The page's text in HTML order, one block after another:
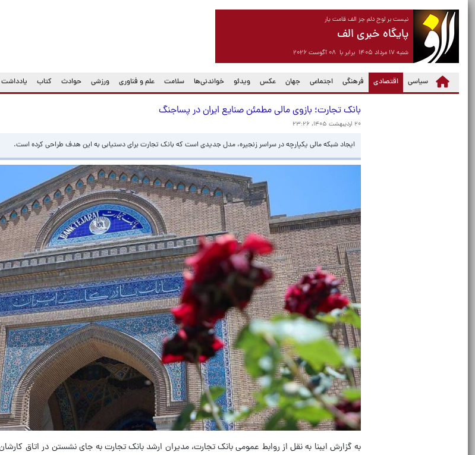
نیست بر لوح دلم جز الف قامت یار
پایگاه خبری الف
شنبه ۱۷ مرداد ۱۴۰۵ برابر با ۰۸ آگوست ۲۰۲۶
سیاسی اقتصادی
(current) فرهنگی اجتماعی جهان عکس ویدئو خواندنی‌ها سلامت علم و فناوری ورزشی حوادث کتاب یادداشت
بانک تجارت؛ بازوی مالی مطمئن صنایع ایران در پساجنگ
۲۰ اردیبهشت ۱۴۰۵، ۲۳:۲۶
ایجاد شبکه مالی یکپارچه در سراسر زنجیره، مدل جدیدی است که بانک تجارت برای دستیابی به این هدف طراحی کرده است.
به گزارش ایبنا به نقل از روابط عمومی بانک تجارت، مدیران ارشد بانک تجارت به جای نشستن در اتاق